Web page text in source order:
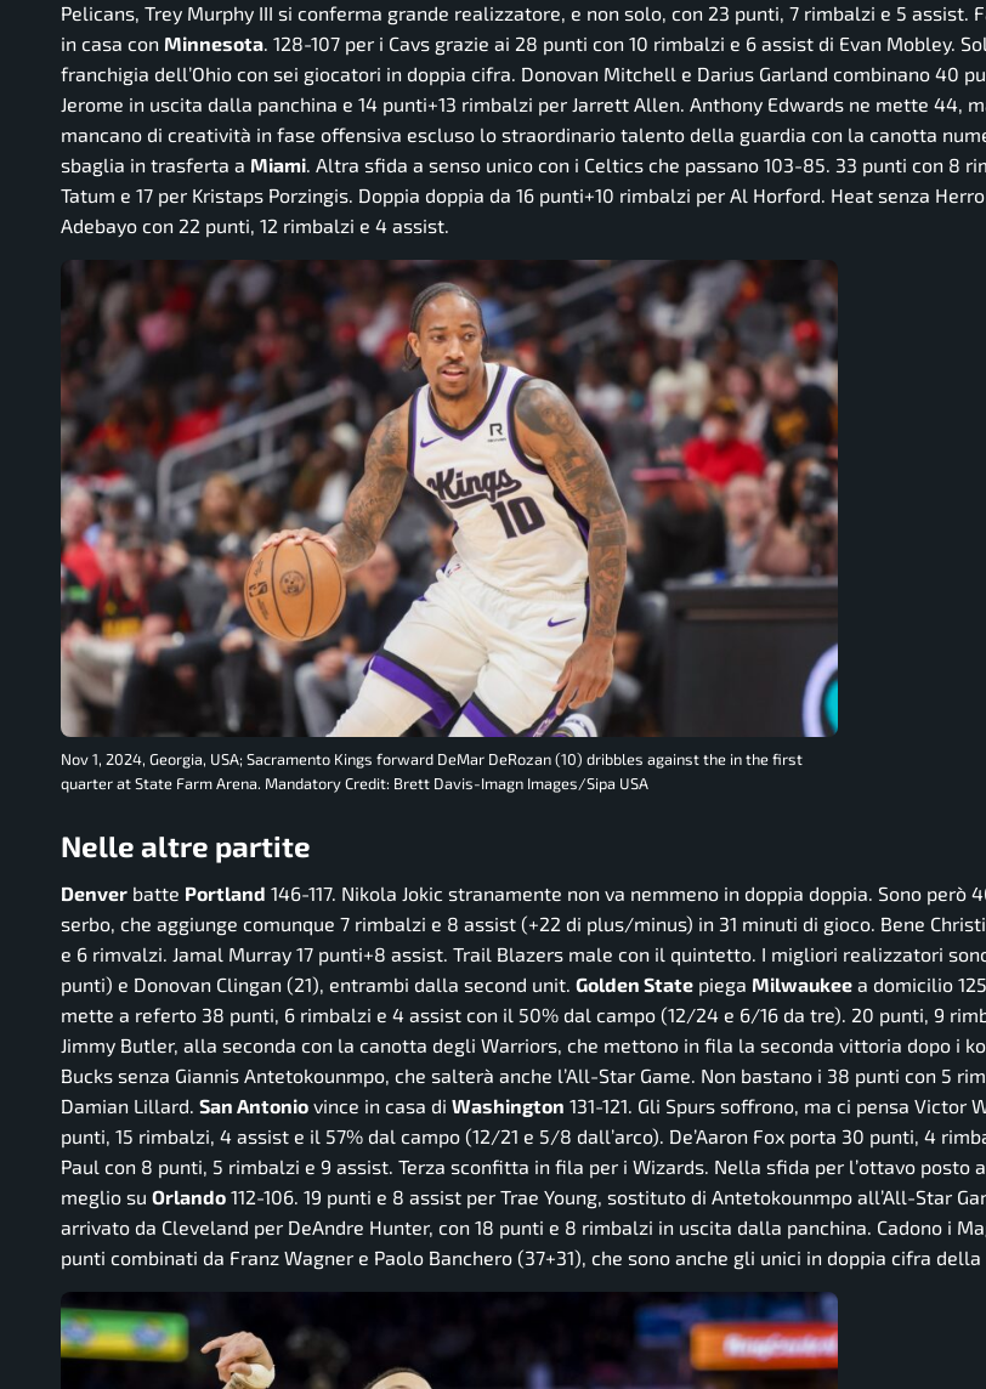
Pelicans, Trey Murphy III si conferma grande realizzatore, e non solo, con 23 punti, 7 rimbalzi e 5 assist.
in casa con Minnesota. 128-107 per i Cavs grazie ai 28 punti con 10 rimbalzi e 6 assist di Evan Mobley.
franchigia dell’Ohio con sei giocatori in doppia cifra. Donovan Mitchell e Darius Garland combinano 40
Jerome in uscita dalla panchina e 14 punti+13 rimbalzi per Jarrett Allen. Anthony Edwards ne mette 44,
mancano di creatività in fase offensiva escluso lo straordinario talento della guardia con la canotta
sbaglia in trasferta a Miami. Altra sfida a senso unico con i Celtics che passano 103-85. 33 punti con 8
Tatum e 17 per Kristaps Porzingis. Doppia doppia da 16 punti+10 rimbalzi per Al Horford. Heat senza
Adebayo con 22 punti, 12 rimbalzi e 4 assist.
Nov 1, 2024, Georgia, USA; Sacramento Kings forward DeMar DeRozan (10) dribbles against the in the first
quarter at State Farm Arena. Mandatory Credit: Brett Davis-Imagn Images/Sipa USA
Nelle altre partite
Denver batte Portland 146-117. Nikola Jokic stranamente non va nemmeno in doppia doppia. Sono però
serbo, che aggiunge comunque 7 rimbalzi e 8 assist (+22 di plus/minus) in 31 minuti di gioco. Bene
e 6 rimvalzi. Jamal Murray 17 punti+8 assist. Trail Blazers male con il quintetto. I migliori realizzatori
punti) e Donovan Clingan (21), entrambi dalla second unit. Golden State piega Milwaukee a domicilio
mette a referto 38 punti, 6 rimbalzi e 4 assist con il 50% dal campo (12/24 e 6/16 da tre). 20 punti, 9
Jimmy Butler, alla seconda con la canotta degli Warriors, che mettono in fila la seconda vittoria dopo i ko
Bucks senza Giannis Antetokounmpo, che salterà anche l’All-Star Game. Non bastano i 38 punti con 5
Damian Lillard. San Antonio vince in casa di Washington 131-121. Gli Spurs soffrono, ma ci pensa Victor
punti, 15 rimbalzi, 4 assist e il 57% dal campo (12/21 e 5/8 dall’arco). De’Aaron Fox porta 30 punti, 4
Paul con 8 punti, 5 rimbalzi e 9 assist. Terza sconfitta in fila per i Wizards. Nella sfida per l’ottavo posto
meglio su Orlando 112-106. 19 punti e 8 assist per Trae Young, sostituto di Antetokounmpo all’All-Star
arrivato da Cleveland per DeAndre Hunter, con 18 punti e 8 rimbalzi in uscita dalla panchina. Cadono i
punti combinati da Franz Wagner e Paolo Banchero (37+31), che sono anche gli unici in doppia cifra